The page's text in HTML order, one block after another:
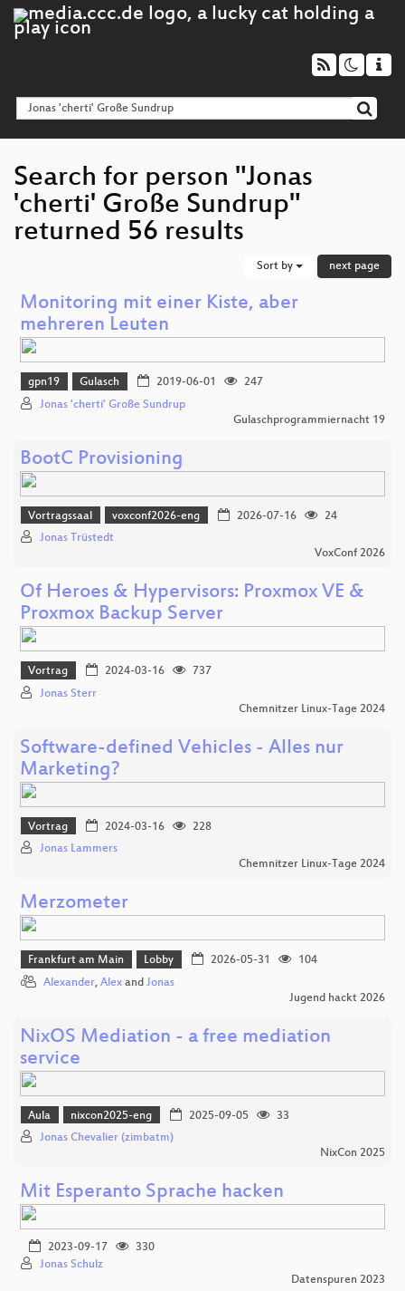
Search for person "Jonas
'cherti' Große Sundrup"
returned 56 results
Sort by next page
Monitoring mit einer Kiste, aber
mehreren Leuten
gpn19 Gulasch 2019-06-01
247
Jonas 'cherti' Große Sundrup
Gulaschprogrammiernacht 19
BootC Provisioning
Vortragssaal voxconf2026-eng 2026-07-16
24
Jonas Trüstedt
VoxConf 2026
Of Heroes & Hypervisors: Proxmox VE &
Proxmox Backup Server
Vortrag 2024-03-16
737
Jonas Sterr
Chemnitzer Linux-Tage 2024
Software-defined Vehicles - Alles nur
Marketing?
Vortrag 2024-03-16
228
Jonas Lammers
Chemnitzer Linux-Tage 2024
Merzometer
Frankfurt am Main Lobby 2026-05-31
104
Alexander, Alex and Jonas
Jugend hackt 2026
NixOS Mediation - a free mediation
service
Aula nixcon2025-eng 2025-09-05
33
Jonas Chevalier (zimbatm)
NixCon 2025
Mit Esperanto Sprache hacken
2023-09-17
330
Jonas Schulz
Datenspuren 2023